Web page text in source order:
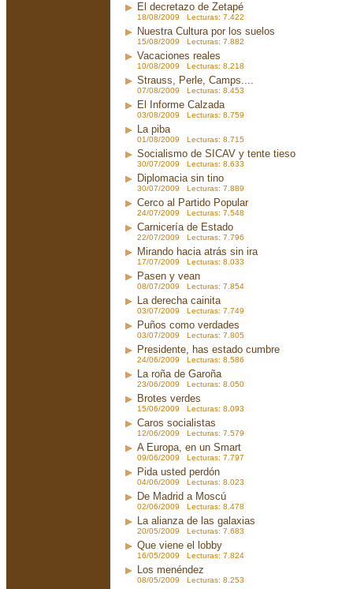
El decretazo de Zetapé
18/08/2009 Lecturas: 7.422
Nuestra Cultura por los suelos
15/08/2009 Lecturas: 7.882
Vacaciones reales
10/08/2009 Lecturas: 8.218
Strauss, Perle, Camps....
07/08/2009 Lecturas: 8.453
El Informe Calzada
03/08/2009 Lecturas: 8.759
La piba
01/08/2009 Lecturas: 8.715
Socialismo de SICAV y tente tieso
30/07/2009 Lecturas: 8.633
Diplomacia sin tino
30/07/2009 Lecturas: 7.889
Cerco al Partido Popular
24/07/2009 Lecturas: 7.548
Carnicería de Estado
22/07/2009 Lecturas: 7.796
Mirando hacia atrás sin ira
17/07/2009 Lecturas: 8.033
Pasen y vean
08/07/2009 Lecturas: 7.854
La derecha cainita
03/07/2009 Lecturas: 7.749
Puños como verdades
03/07/2009 Lecturas: 7.805
Presidente, has estado cumbre
24/06/2009 Lecturas: 8.586
La roña de Garoña
23/06/2009 Lecturas: 8.050
Brotes verdes
15/06/2009 Lecturas: 8.093
Caros socialistas
12/06/2009 Lecturas: 7.579
A Europa, en un Smart
09/06/2009 Lecturas: 7.797
Pida usted perdón
04/06/2009 Lecturas: 8.023
De Madrid a Moscú
02/06/2009 Lecturas: 8.478
La alianza de las galaxias
20/05/2009 Lecturas: 7.683
Que viene el lobby
16/05/2009 Lecturas: 7.824
Los menéndez
08/05/2009 Lecturas: 8.253